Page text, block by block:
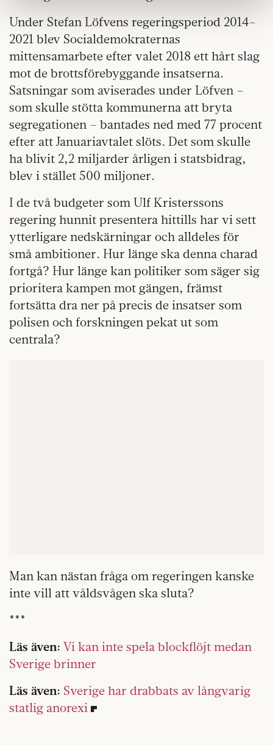
samlat in när du har använt deras tjänster.
Om du vill läsa mer om hur vi hanterar personuppgifter
kan du göra dethär.
Under Stefan Löfvens regeringsperiod 2014–
2021 blev Socialdemokraternas
mittensamarbete efter valet 2018 ett hårt slag
mot de brottsförebyggande insatserna.
Satsningar som aviserades under Löfven –
som skulle stötta kommunerna att bryta
segregationen – bantades ned med 77 procent
efter att Januariavtalet slöts. Det som skulle
ha blivit 2,2 miljarder årligen i statsbidrag,
blev i stället 500 miljoner.
I de två budgeter som Ulf Kristerssons
regering hunnit presentera hittills har vi sett
ytterligare nedskärningar och alldeles för
små ambitioner. Hur länge ska denna charad
fortgå? Hur länge kan politiker som säger sig
prioritera kampen mot gängen, främst
fortsätta dra ner på precis de insatser som
polisen och forskningen pekat ut som
centrala?
Man kan nästan fråga om regeringen kanske
inte vill att våldsvågen ska sluta?
***
Läs även: Vi kan inte spela blockflöjt medan
Sverige brinner
Läs även: Sverige har drabbats av långvarig
statlig anorexi